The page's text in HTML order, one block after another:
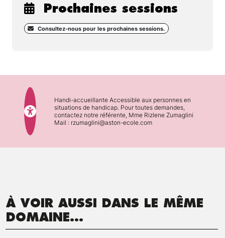
Prochaines sessions
Consultez-nous pour les prochaines sessions.
Handi-accueillante Accessible aux personnes en
situations de handicap. Pour toutes demandes,
contactez notre référente, Mme Rizlene Zumaglini
Mail : rzumaglini@aston-ecole.com
À VOIR AUSSI DANS LE MÊME
DOMAINE...